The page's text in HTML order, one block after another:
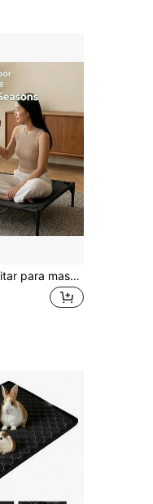
1 pieza Cama militar para mascotas gato y perro, adecuada para todas las estaciones, hecha de tela Oxford, disponible en todos los tamaños, soporta 10KG-40KG, fácil de instalar y desmontar, conveniente de transportar, transpirable y refrescante para el verano